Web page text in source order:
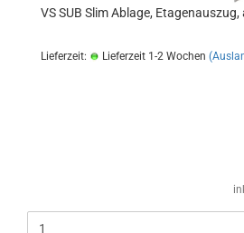
VS SUB Slim Ablage,
Lieferzeit: Lieferzeit 1-2 Wochen